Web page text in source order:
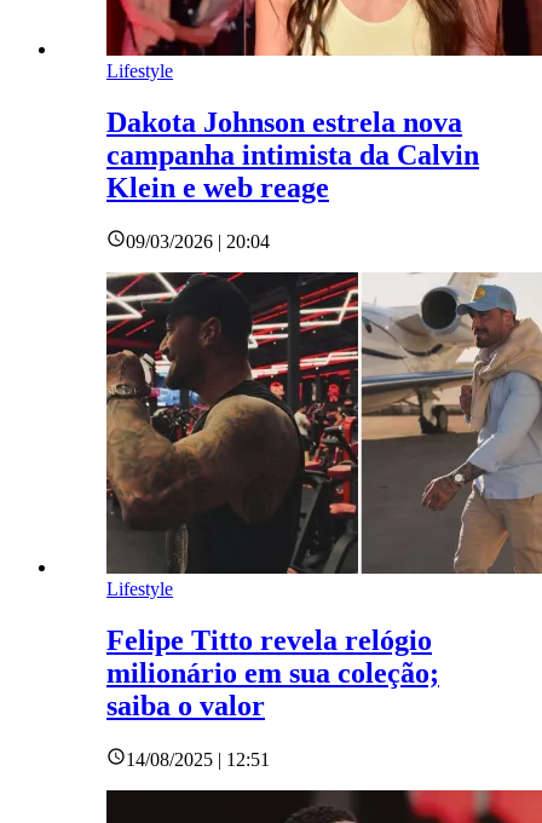
Lifestyle
Dakota Johnson estrela nova
campanha intimista da Calvin
Klein e web reage
09/03/2026 | 20:04
Lifestyle
Felipe Titto revela relógio
milionário em sua coleção;
saiba o valor
14/08/2025 | 12:51